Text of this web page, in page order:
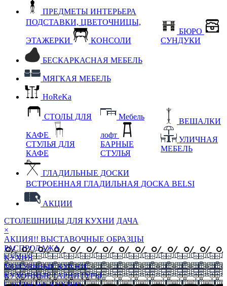
ПРЕДМЕТЫ ИНТЕРЬЕРА
ПОДСТАВКИ, ЦВЕТОЧНИЦЫ,
ЭТАЖЕРКИ КОНСОЛИ
БЮРО
СУНДУКИ
БЕСКАРКАСНАЯ МЕБЕЛЬ
МЯГКАЯ МЕБЕЛЬ
HoReKa
СТОЛЫ ДЛЯ
КАФЕ
СТУЛЬЯ ДЛЯ
КАФЕ
Мебель
лофт
БАРНЫЕ
СТУЛЬЯ
ВЕШАЛКИ
УЛИЧНАЯ
МЕБЕЛЬ
ГЛАДИЛЬНЫЕ ДОСКИ
ВСТРОЕННАЯ ГЛАДИЛЬНАЯ ДОСКА BELSI
АКЦИИ
СТОЛЕШНИЦЫ ДЛЯ КУХНИ ДАЧА
×
АКЦИЯ!! ВЫСТАВОЧНЫЕ ОБРАЗЦЫ
РАСПРОДАЖА
КУХНЯ
МОДУЛЬНЫЕ КУХНИ
КУХОННЫЕ ГАРНИТУРЫ